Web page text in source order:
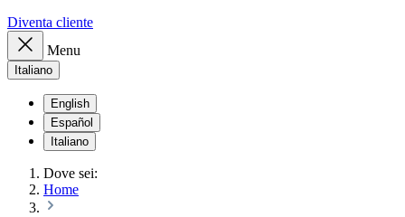
Diventa cliente
Menu
Italiano
English
Español
Italiano
Dove sei:
Home